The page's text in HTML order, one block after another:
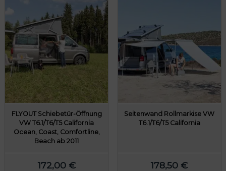
FLYOUT Schiebetür-Öffnung
VW T6.1/T6/T5 California
Ocean, Coast, Comfortline,
Beach ab 2011
172,00 €
Seitenwand Rollmarkise VW
T6.1/T6/T5 California
178,50 €